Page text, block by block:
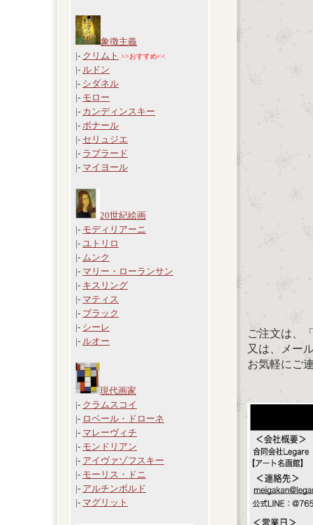
象徴主義
|- クリムト >>おすすめ<<
|- ルドン
|- シダネル
|- モロー
|- カンディンスキー
|- ボナール
|- セリュジエ
|- ラプラード
|- マイヨール
20世紀絵画
|- モディリアーニ
|- ユトリロ
|- ムンク
|- マリー・ローランサン
|- キスリング
|- マティス
|- ブラック
|- シーレ
|- ルオー
現代画家
|- クラムスコイ
|- ロベール・ドローネ
|- マレーヴィチ
|- モンドリアン
|- アイヴァゾフスキー
|- モーリス・ドニ
|- アルチンボルド
|- マグリット
ご注文は、
又は、メー
お気軽にご